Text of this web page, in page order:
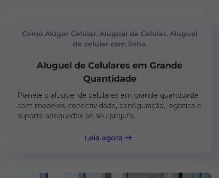
Como Alugar Celular, Aluguel de Celular, Aluguel
de celular com linha
Aluguel de Celulares em Grande
Quantidade
Planeje o aluguel de celulares em grande quantidade
com modelos, conectividade, configuração, logística e
suporte adequados ao seu projeto.
Leia agora